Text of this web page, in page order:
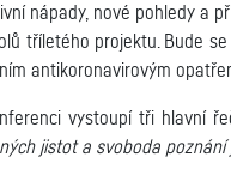
nápady, nové pohledy a
tříletého projektu. Bude
antikoronavirovým
vystoupí tři hlavní
jistot a svoboda